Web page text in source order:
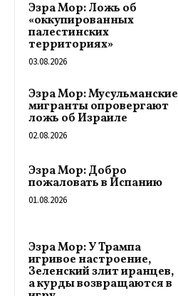
Эзра Мор: Ложь об
«оккупированных
палестинских
территориях»
03.08.2026
Эзра Мор: Мусульманские
мигранты опровергают
ложь об Израиле
02.08.2026
Эзра Мор: Добро
пожаловать в Испанию
01.08.2026
Эзра Мор: У Трампа
игривое настроение,
Зеленский злит иранцев,
а курды возвращаются в